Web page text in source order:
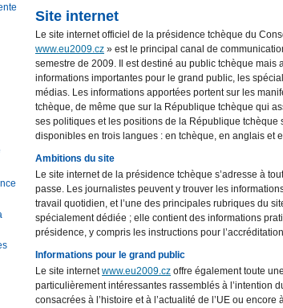
Site internet
Le site internet officiel de la présidence tchèque du
www.eu2009.cz » est le principal canal de
semestre de 2009. Il est destiné au public tchèque mais
informations importantes pour le grand public, les
médias. Les informations apportées portent sur les
tchèque, de même que sur la République tchèque qui
ses politiques et les positions de la République tchèque
disponibles en trois langues : en tchèque, en anglais et
Ambitions du site
Le site internet de la présidence tchèque s’adresse à
passe. Les journalistes peuvent y trouver les
travail quotidien, et l’une des principales rubriques du
spécialement dédiée ; elle contient des informations
présidence, y compris les instructions pour
Informations pour le grand public
Le site internetwww.eu2009.cz offre également toute
particulièrement intéressantes rassemblés à l’intention
consacrées à l’histoire et à l’actualité de l’UE ou